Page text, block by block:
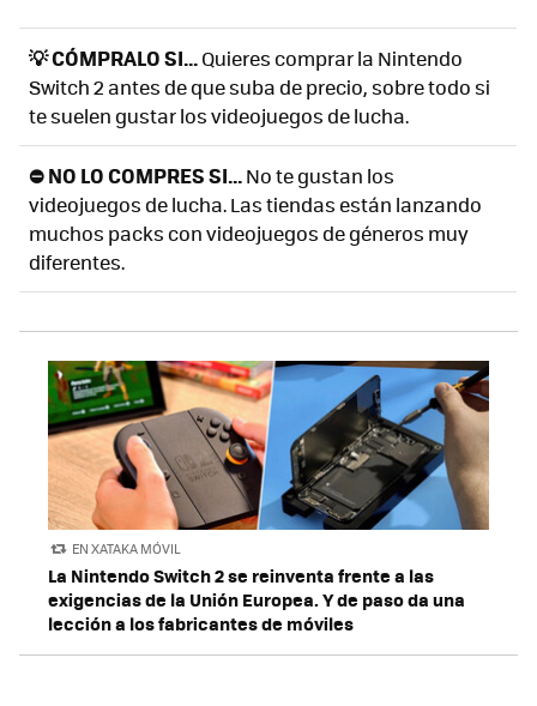
💡 CÓMPRALO SI...Quieres comprar la Nintendo
Switch 2 antes de que suba de precio, sobre todo si
te suelen gustar los videojuegos de lucha.
⛔ NO LO COMPRES SI...No te gustan los
videojuegos de lucha. Las tiendas están lanzando
muchos packs con videojuegos de géneros muy
diferentes.
EN XATAKA MÓVIL
La Nintendo Switch 2 se reinventa frente a las
exigencias de la Unión Europea. Y de paso da una
lección a los fabricantes de móviles